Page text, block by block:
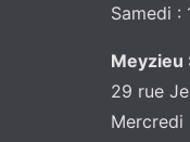
Samedi :
Meyzieu
29 rue
Mercredi